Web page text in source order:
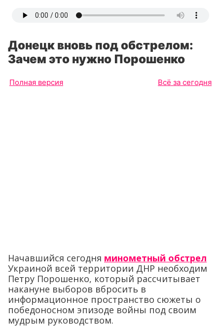
Донецк вновь под обстрелом:
Зачем это нужно Порошенко
Полная версия Всё за сегодня
Начавшийся сегодня минометный обстрел
Украиной всей территории ДНР необходим
Петру Порошенко, который рассчитывает
накануне выборов вбросить в
информационное пространство сюжеты о
победоносном эпизоде войны под своим
мудрым руководством.